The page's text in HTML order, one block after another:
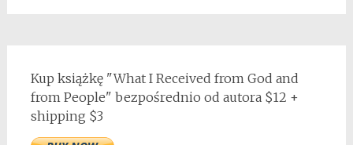
Kup książkę "What I Received from God and
from People" bezpośrednio od autora $12 +
shipping $3